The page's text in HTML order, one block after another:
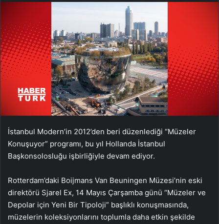
İstanbul Modern’in 2012’den beri düzenlediği “Müzeler
Konuşuyor” programı, bu yıl Hollanda İstanbul
Başkonsolosluğu işbirliğiyle devam ediyor.
Rotterdam’daki Boijmans Van Beuningen Müzesi’nin eski
direktörü Sjarel Ex, 14 Mayıs Çarşamba günü “Müzeler ve
Depolar için Yeni Bir Tipoloji” başlıklı konuşmasında,
müzelerin koleksiyonlarını toplumla daha etkin şekilde